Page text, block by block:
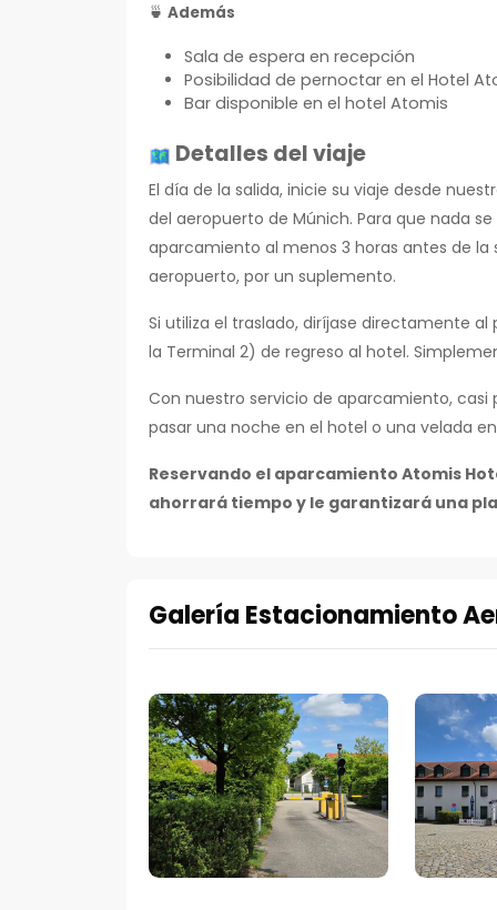
🍵 Además
Sala de espera en recepción
Posibilidad de pernoctar en el Hotel
Bar disponible en el hotel Atomis
Detalles del viaje
El día de la salida, inicie su viaje desde
del aeropuerto de Múnich. Para que nada
aparcamiento al menos 3 horas antes de la
aeropuerto, por un suplemento.
Si utiliza el traslado, diríjase directamente
la Terminal 2) de regreso al hotel.
Con nuestro servicio de aparcamiento, casi
pasar una noche en el hotel o una velada
Reservando el aparcamiento Atomis
ahorrará tiempo y le garantizará una
Galería Estacionamiento